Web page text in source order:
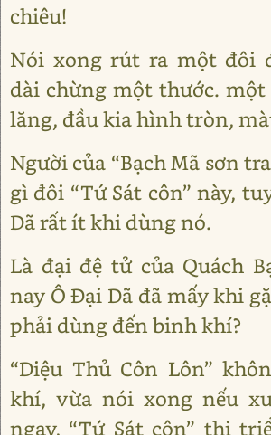
chiêu!
Nói xong rút ra một đôi
dài chừng một thước.
lăng, đầu kia hình tròn,
Người của “Bạch Mã sơn
gì đôi “Tứ Sát côn” này,
Dã rất ít khi dùng nó.
Là đại đệ tử của Quách
nay Ô Đại Dã đã mấy khi
phải dùng đến binh khí?
“Diệu Thủ Côn Lôn”
khí, vừa nói xong nếu
ngay, “Tứ Sát côn” thi